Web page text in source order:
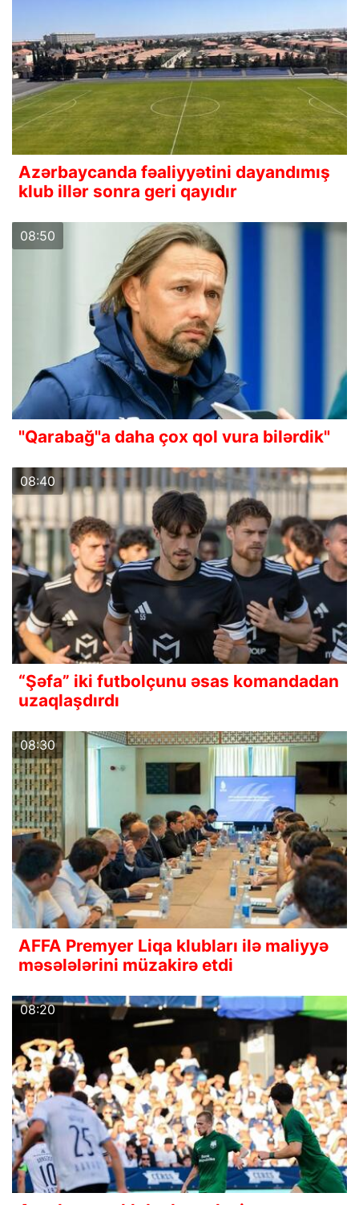
Azərbaycanda fəaliyyətini dayandımış
klub illər sonra geri qayıdır
08:50
"Qarabağ"a daha çox qol vura bilərdik"
08:40
“Şəfa” iki futbolçunu əsas komandadan
uzaqlaşdırdı
08:30
AFFA Premyer Liqa klubları ilə maliyyə
məsələlərini müzakirə etdi
08:20